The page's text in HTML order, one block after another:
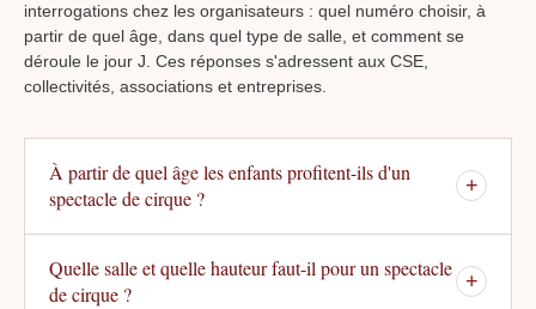
interrogations chez les organisateurs : quel numéro choisir, à
partir de quel âge, dans quel type de salle, et comment se
déroule le jour J. Ces réponses s'adressent aux CSE,
collectivités, associations et entreprises.
À partir de quel âge les enfants profitent-ils d'un
spectacle de cirque ?
+
Quelle salle et quelle hauteur faut-il pour un spectacle
de cirque ?
+